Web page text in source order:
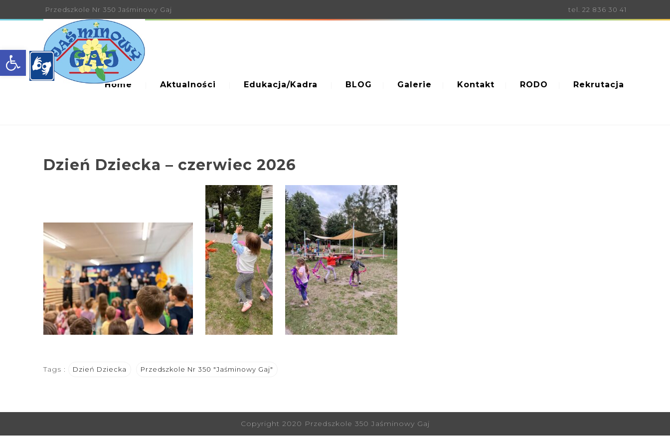
Open toolbar
Przedszkole Nr 350 Jaśminowy Gaj tel. 22 836 30 41
Home Aktualności Edukacja/Kadra BLOG Galerie Kontakt RODO Rekrutacja
Dzień Dziecka – czerwiec 2026
Tags : Dzień Dziecka Przedszkole Nr 350 "Jaśminowy Gaj"
Copyright 2020 Przedszkole 350 Jaśminowy Gaj